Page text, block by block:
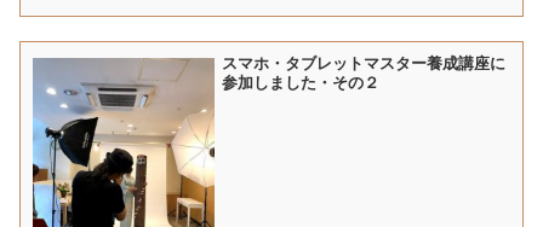
スマホ・タブレットマスター養成講座に
参加しました・その２